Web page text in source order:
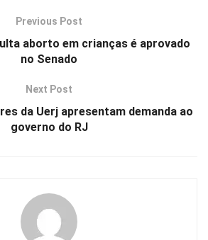
ePrevious Post
aborto em crianças é aprovado
no Senado
Next Post
da Uerj apresentam demanda ao
governo do RJ